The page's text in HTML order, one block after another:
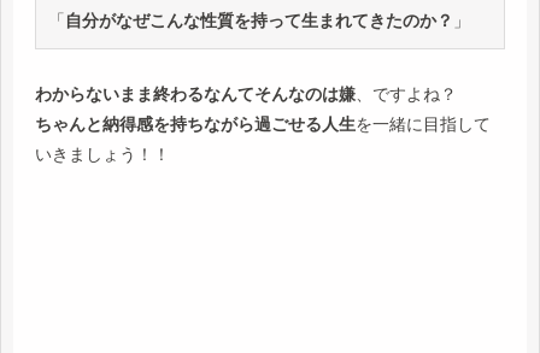
「 自分がなぜこんな性質を持って生まれてきたのか？ 」
わからないまま終わるなんてそんなのは嫌 、ですよね？
ちゃんと納得感を持ちながら過ごせる人生を一緒に目指して
いきましょう！！